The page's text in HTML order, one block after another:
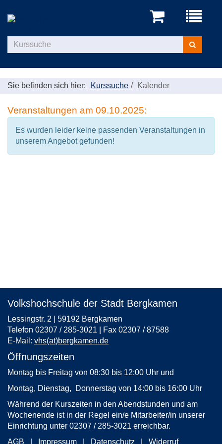
Menü
Kurse
suchen
Sie befinden sich hier: Kurssuche Kalender
Veranstaltungen am 09.10.2025:
Es wurden leider keine passenden Veranstaltungen in
unserem Angebot gefunden!
Volkshochschule der Stadt Bergkamen
Lessingstr. 2 | 59192 Bergkamen
Telefon 02307 / 285-3021 | Fax 02307 / 87588
E-Mail: vhs(at)bergkamen.de
Öffnungszeiten
Montag bis Freitag von 08:30 bis 12:00 Uhr und
Montag, Dienstag, Donnerstag von 14:00 bis 16:00 Uhr
Während der Kurszeiten in den Abendstunden und am
Wochenende ist in der Regel ein/e Mitarbeiter/in unserer
Einrichtung unter 02307 / 285-3021 erreichbar.
AGB
Impressum Datenschutz Widerruf